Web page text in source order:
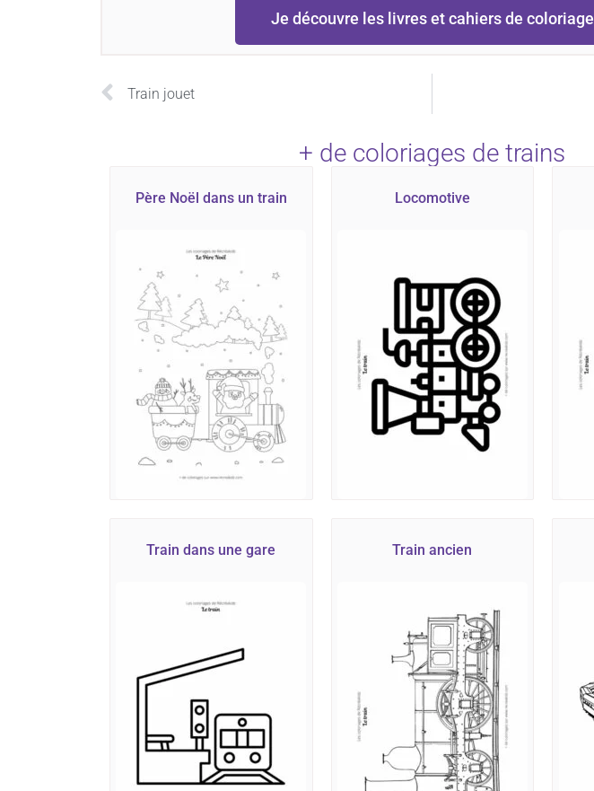
Je découvre les livres et cahiers de coloriage
Train jouet
+ de coloriages de trains
Père Noël dans un train Locomotive
Train dans une gare Train ancien